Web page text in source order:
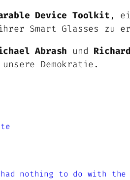
Device Toolkit ,
Smart Glasses zu
Abrash und
Demokratie.
nothing to do with